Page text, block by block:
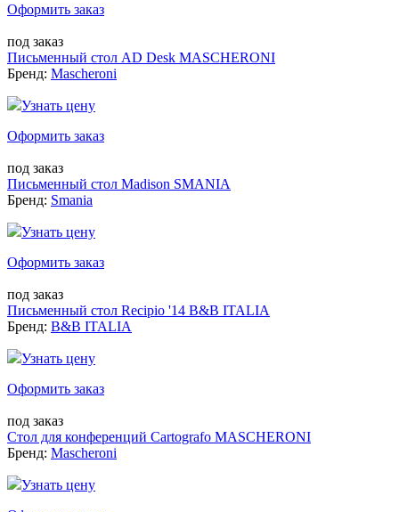
Оформить заказ
под заказ
Письменный стол AD Desk MASCHERONI
Бренд: Mascheroni
Узнать цену
Оформить заказ
под заказ
Письменный стол Madison SMANIA
Бренд: Smania
Узнать цену
Оформить заказ
под заказ
Письменный стол Recipio '14 B&B ITALIA
Бренд: B&B ITALIA
Узнать цену
Оформить заказ
под заказ
Стол для конференций Cartografo MASCHERONI
Бренд: Mascheroni
Узнать цену